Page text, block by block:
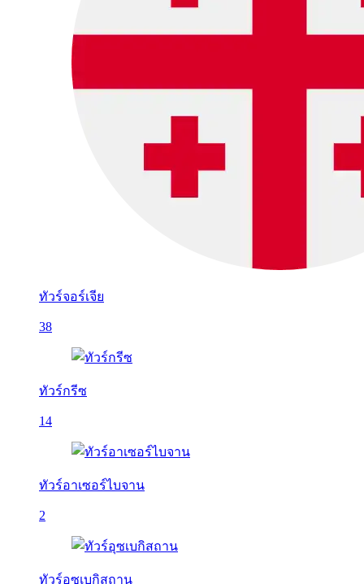
ทัวร์จอร์เจีย
38
ทัวร์กรีซ
14
ทัวร์อาเซอร์ไบจาน
2
ทัวร์อุซเบกิสถาน